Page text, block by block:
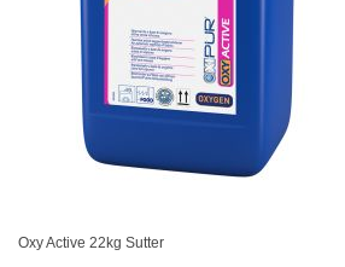
Oxy Active 22kg Sutter